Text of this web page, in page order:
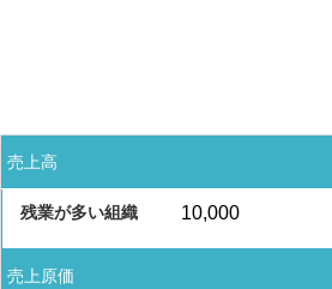
売上高
10,000
売上原価